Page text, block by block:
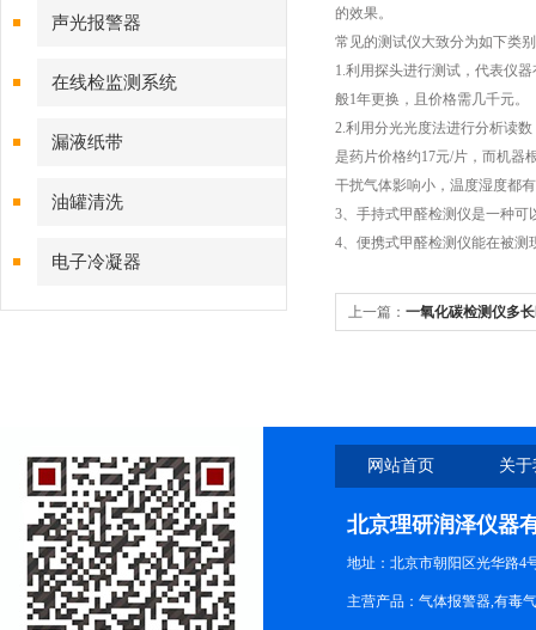
声光报警器
在线检监测系统
漏液纸带
油罐清洗
电子冷凝器
的效果。
常见的测试仪大致分为如下类
1.利用探头进行测试，代表仪
般1年更换，且价格需几千元。
2.利用分光光度法进行分析读
是药片价格约17元/片，而机器
干扰气体影响小，温度湿度都
3、手持式甲醛检测仪是一种
4、便携式甲醛检测仪能在被
上一篇： 一氧化碳检测仪多
网站首页 关
北京理研润泽仪器
地址：北京市朝阳区光华路4
主营产品：气体报警器,有毒